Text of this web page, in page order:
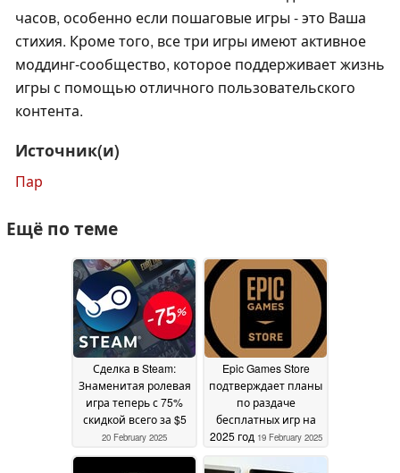
часов, особенно если пошаговые игры - это Ваша
стихия. Кроме того, все три игры имеют активное
моддинг-сообщество, которое поддерживает жизнь
игры с помощью отличного пользовательского
контента.
Источник(и)
Пар
Ещё по теме
Сделка в Steam:
Знаменитая ролевая
игра теперь с 75%
скидкой всего за $5
20 February 2025
Epic Games Store
подтверждает планы
по раздаче
бесплатных игр на
2025 год 19 February 2025